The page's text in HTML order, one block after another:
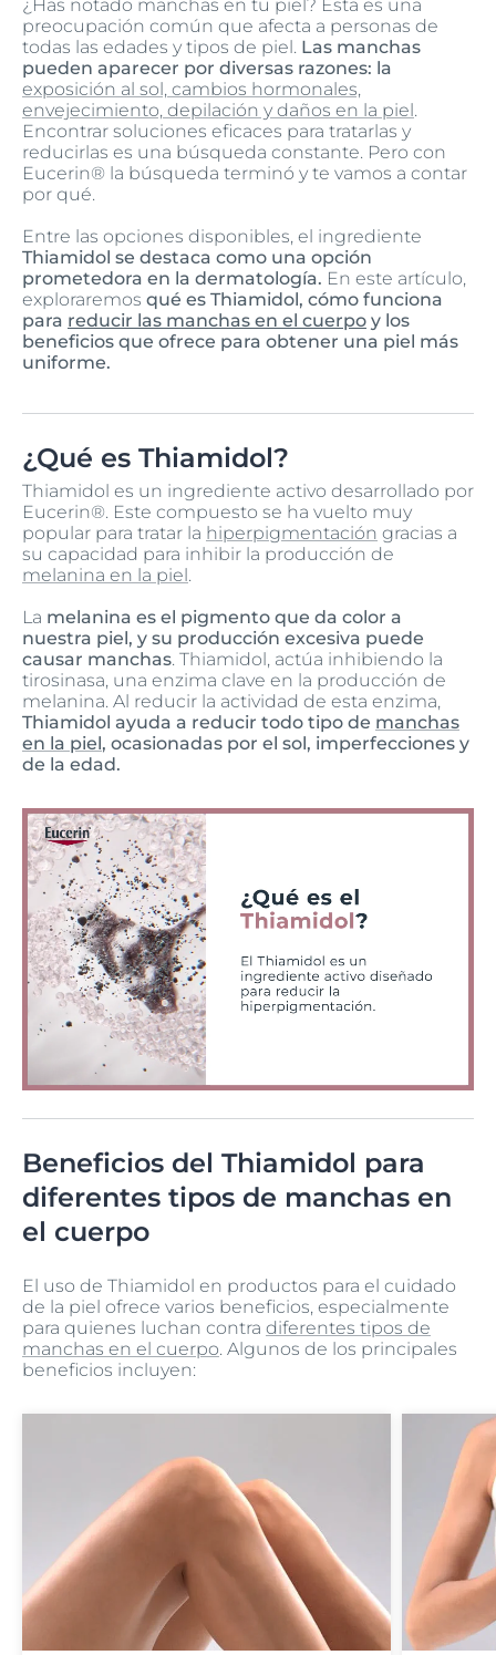
¿Has notado manchas en tu piel? Esta es una
preocupación común que afecta a personas de
todas las edades y tipos de piel. Las manchas
pueden aparecer por diversas razones: la
exposición al sol, cambios hormonales,
envejecimiento, depilación y daños en la piel.
Encontrar soluciones eficaces para tratarlas y
reducirlas es una búsqueda constante. Pero con
Eucerin® la búsqueda terminó y te vamos a contar
por qué.
Entre las opciones disponibles, el ingrediente
Thiamidol se destaca como una opción
prometedora en la dermatología. En este artículo,
exploraremos qué es Thiamidol, cómo funciona
para reducir las manchas en el cuerpo y los
beneficios que ofrece para obtener una piel más
uniforme.
¿Qué es Thiamidol?
Thiamidol es un ingrediente activo desarrollado por
Eucerin®. Este compuesto se ha vuelto muy
popular para tratar la hiperpigmentación gracias a
su capacidad para inhibir la producción de
melanina en la piel.
La melanina es el pigmento que da color a
nuestra piel, y su producción excesiva puede
causar manchas. Thiamidol, actúa inhibiendo la
tirosinasa, una enzima clave en la producción de
melanina. Al reducir la actividad de esta enzima,
Thiamidol ayuda a reducir todo tipo de manchas
en la piel, ocasionadas por el sol, imperfecciones y
de la edad.
Beneficios del Thiamidol para
diferentes tipos de manchas en
el cuerpo
El uso de Thiamidol en productos para el cuidado
de la piel ofrece varios beneficios, especialmente
para quienes luchan contra diferentes tipos de
manchas en el cuerpo. Algunos de los principales
beneficios incluyen: